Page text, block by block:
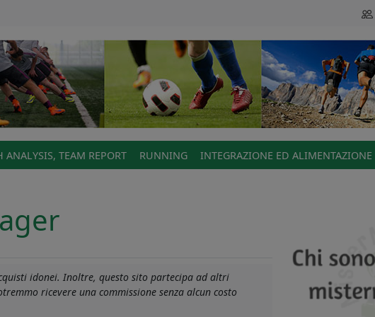
ANALYSIS, TEAM REPORT RUNNING INTEGRAZIONE ED ALIMENTAZIONE
idonei. Inoltre, questo sito partecipa ad altri
ricevere una commissione senza alcun costo